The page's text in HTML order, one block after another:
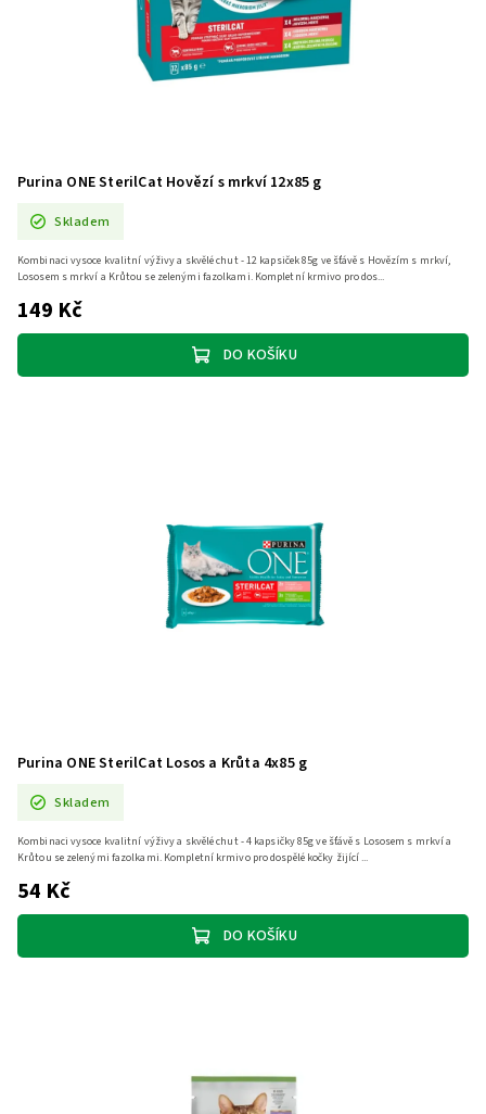
Purina ONE SterilCat Hovězí s mrkví 12x85 g
Skladem
149 Kč
DO KOŠÍKU
Kombinaci vysoce kvalitní výživy a skvělé chut - 12 kapsiček 85g ve šťávě s Hovězím s mrkví,
Lososem s mrkví a Krůtou se zelenými fazolkami. Kompletní krmivo pro dos...
Purina ONE SterilCat Losos a Krůta 4x85 g
Skladem
54 Kč
DO KOŠÍKU
Kombinaci vysoce kvalitní výživy a skvělé chut - 4 kapsičky 85g ve šťávě s Lososem s mrkví a
Krůtou se zelenými fazolkami. Kompletní krmivo pro dospělé kočky žijící ...